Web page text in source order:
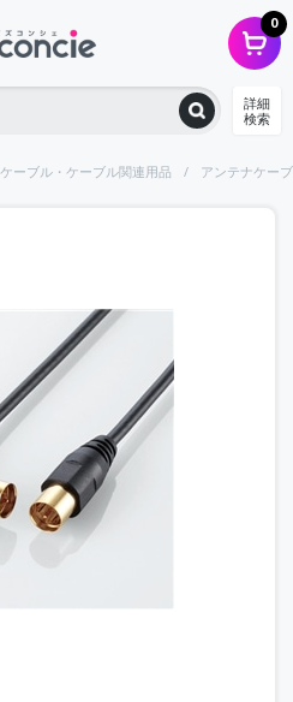
0
詳細
検索
ケーブル・ケーブル関連用品 アンテナケー